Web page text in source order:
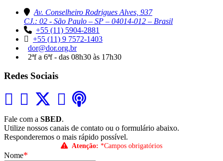
Av. Conselheiro Rodrigues Alves, 937
CJ.: 02 - São Paulo – SP – 04014-012 – Brasil
+55 (11) 5904-2881
+55 (11) 9 7572-1403
dor@dor.org.br
2ªf a 6ªf - das 08h30 às 17h30
Redes Sociais
Fale com a SBED.
Utilize nossos canais de contato ou o formulário abaixo.
Responderemos o mais rápido possível.
Atenção: *Campos obrigatórios
Nome*